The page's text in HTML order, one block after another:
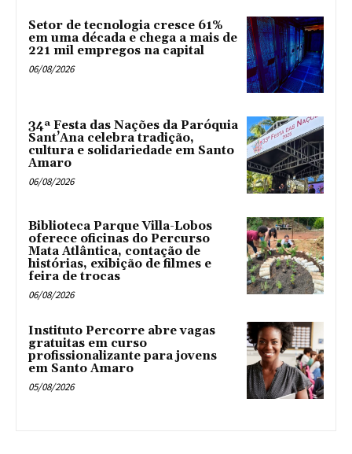
Setor de tecnologia cresce 61%
em uma década e chega a mais de
221 mil empregos na capital
06/08/2026
34ª Festa das Nações da Paróquia
Sant’Ana celebra tradição,
cultura e solidariedade em Santo
Amaro
06/08/2026
Biblioteca Parque Villa-Lobos
oferece oficinas do Percurso
Mata Atlântica, contação de
histórias, exibição de filmes e
feira de trocas
06/08/2026
Instituto Percorre abre vagas
gratuitas em curso
profissionalizante para jovens
em Santo Amaro
05/08/2026